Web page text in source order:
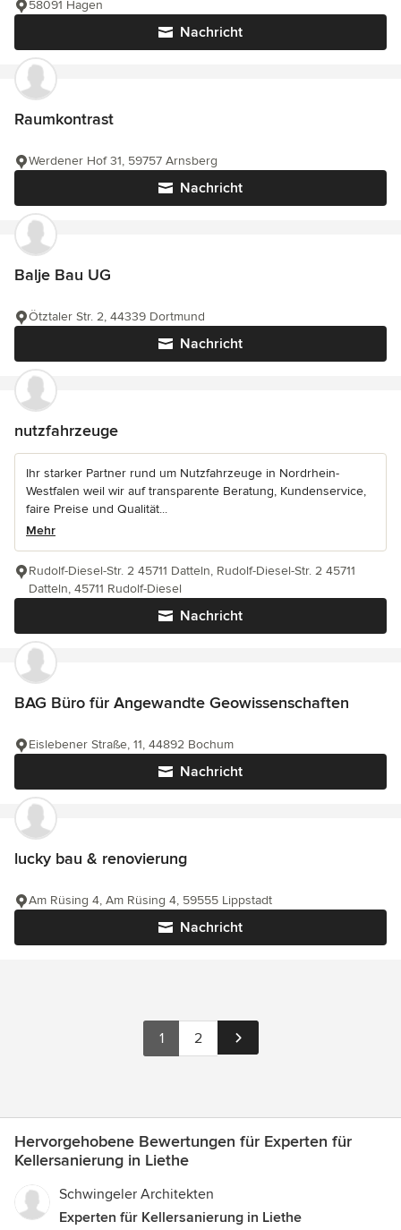
Nachricht
58091 Hagen
Raumkontrast
Nachricht
Werdener Hof 31, 59757 Arnsberg
Balje Bau UG
Nachricht
Ötztaler Str. 2, 44339 Dortmund
nutzfahrzeuge
Ihr starker Partner rund um Nutzfahrzeuge in Nordrhein-
Westfalen weil wir auf transparente Beratung, Kundenservice,
faire Preise und Qualität...
Mehr
Nachricht
Rudolf-Diesel-Str. 2 45711 Datteln, Rudolf-Diesel-Str. 2 45711
Datteln, 45711 Rudolf-Diesel
BAG Büro für Angewandte Geowissenschaften
Nachricht
Eislebener Straße, 11, 44892 Bochum
lucky bau & renovierung
Nachricht
Am Rüsing 4, Am Rüsing 4, 59555 Lippstadt
1 2
Hervorgehobene Bewertungen für Experten für
Kellersanierung in Liethe
Schwingeler Architekten
Experten für Kellersanierung in Liethe